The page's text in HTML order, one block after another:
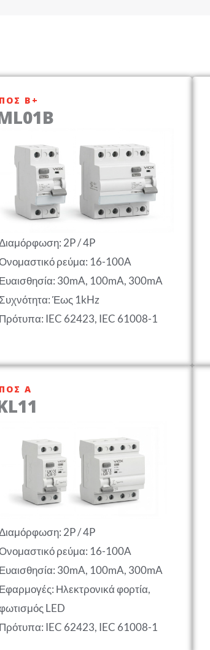
B+
2P / 4P
ρεύμα: 16-100A
Ευαισθησία: 30mA, 100mA, 300mA
Συχνότητα: Έως 1kHz
Πρότυπα: IEC 62423, IEC 61008-1
Α
2P / 4P
ρεύμα: 16-100A
Ευαισθησία: 30mA, 100mA, 300mA
Εφαρμογές: Ηλεκτρονικά φορτία,
LED
Πρότυπα: IEC 62423, IEC 61008-1